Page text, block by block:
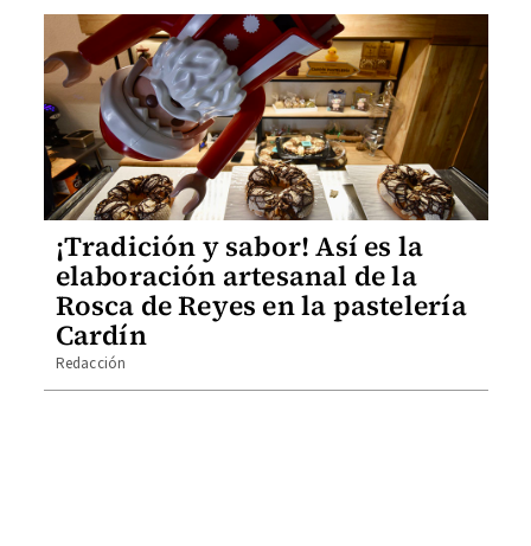
¡Tradición y sabor! Así es la
elaboración artesanal de la
Rosca de Reyes en la pastelería
Cardín
Redacción